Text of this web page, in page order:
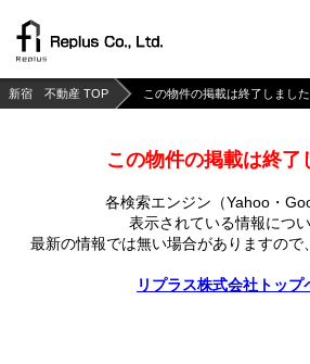
新宿 不動産 TOP この物件の掲載は終了しました
この物件の掲載は終了
各検索エンジン（Yahoo・
表示されている情報につい
最新の情報では無い場合がありますので、
リプラス株式会社トップ